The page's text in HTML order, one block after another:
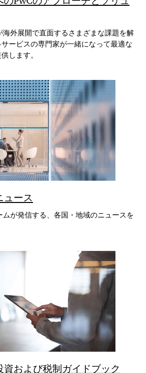
外展開で直面するさまざまな課題を解
ービスの専門家が一緒になって最適な
します。
ュース
が発信する、各国・地域のニュースを
および税制ガイドブック